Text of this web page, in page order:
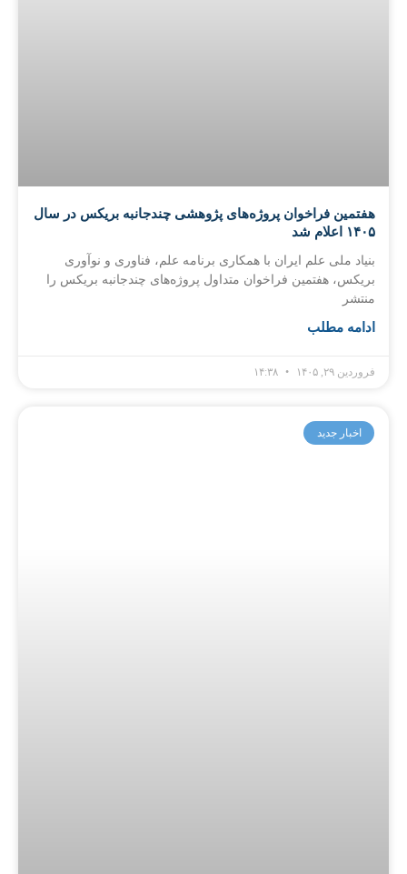
هفتمین فراخوان پروژه‌های پژوهشی چندجانبه بریکس در سال
۱۴۰۵ اعلام شد
بنیاد ملی علم ایران با همکاری برنامه علم، فناوری و نوآوری
بریکس، هفتمین فراخوان متداول پروژه‌های چندجانبه بریکس را
منتشر
ادامه مطلب
فروردین ۲۹, ۱۴۰۵
اخبار جدید